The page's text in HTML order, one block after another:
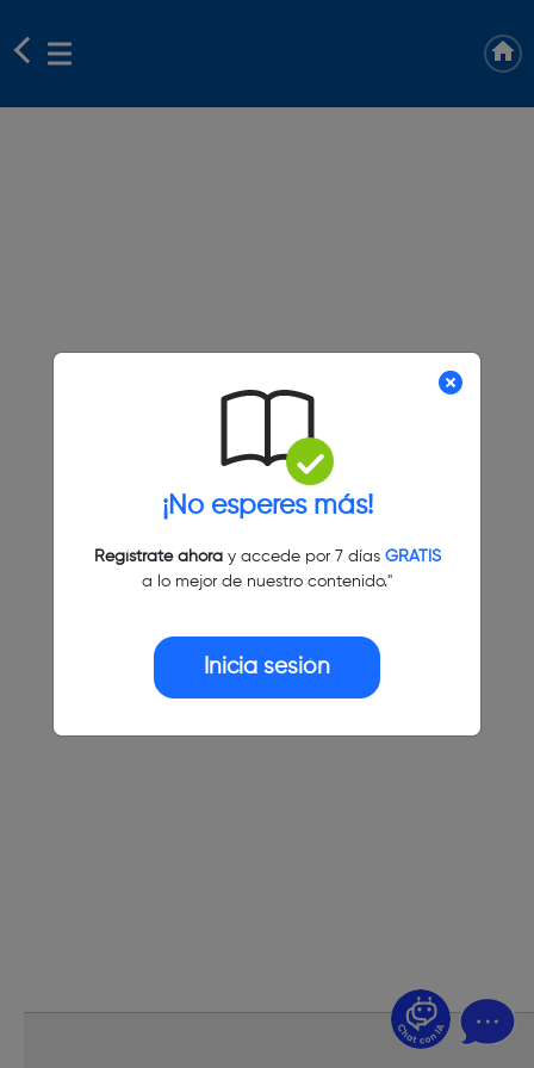
¡No esperes más!
Regístrate ahoray accede por 7 días GRATIS
a lo mejor de nuestro contenido."
Inicia sesión